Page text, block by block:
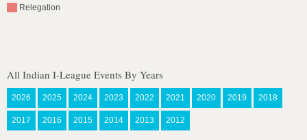
Relegation
All Indian I-League Events By Years
2026 2025 2024 2023 2022 2021 2020 2019 2018
2017 2016 2015 2014 2013 2012